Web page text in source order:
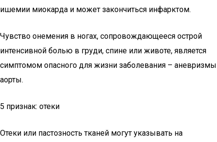
ишемии миокарда и может закончиться инфарктом.
Чувство онемения в ногах, сопровождающееся острой
интенсивной болью в груди, спине или животе, является
симптомом опасного для жизни заболевания – аневризмы
аорты.
5 признак: отеки
Отеки или пастозность тканей могут указывать на